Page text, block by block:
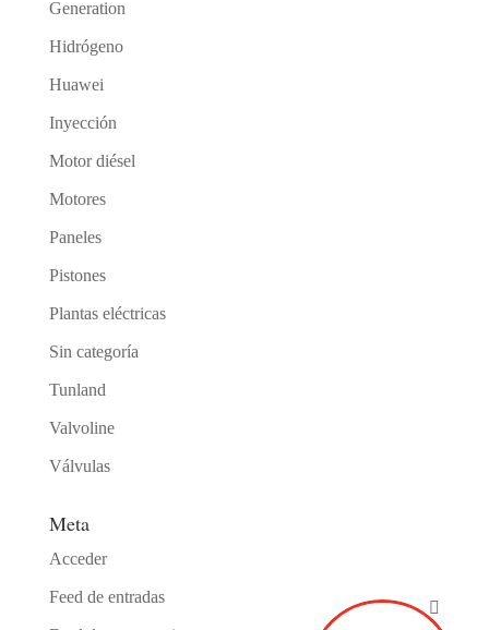
Generation
Hidrógeno
Huawei
Inyección
Motor diésel
Motores
Paneles
Pistones
Plantas eléctricas
Sin categoría
Tunland
Valvoline
Válvulas
Meta
Acceder
Feed de entradas